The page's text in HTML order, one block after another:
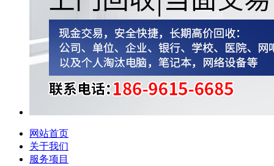
网站首页
关于我们
服务项目